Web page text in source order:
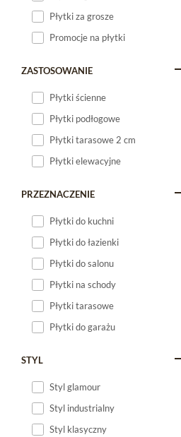
Płytki za grosze
Promocje na płytki
ZASTOSOWANIE
Płytki ścienne
Płytki podłogowe
Płytki tarasowe 2 cm
Płytki elewacyjne
PRZEZNACZENIE
Płytki do kuchni
Płytki do łazienki
Płytki do salonu
Płytki na schody
Płytki tarasowe
Płytki do garażu
STYL
Styl glamour
Styl industrialny
Styl klasyczny